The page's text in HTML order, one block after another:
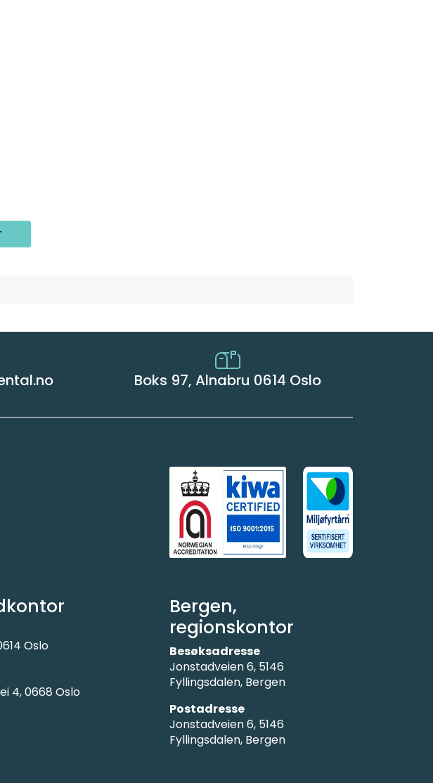
Boks 97, Alnabru 0614 Oslo
Bergen,
regionskontor
Besøksadresse
Jonstadveien 6, 5146
Fyllingsdalen, Bergen
Postadresse
Jonstadveien 6, 5146
Fyllingsdalen, Bergen
Oslo
4, 0668 Oslo